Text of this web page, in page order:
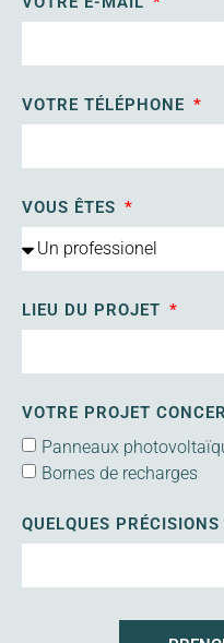
VOTRE TÉLÉPHONE
VOUS ÊTES
LIEU DU PROJET
VOTRE PROJET
Panneaux
Bornes de recharges
QUELQUES